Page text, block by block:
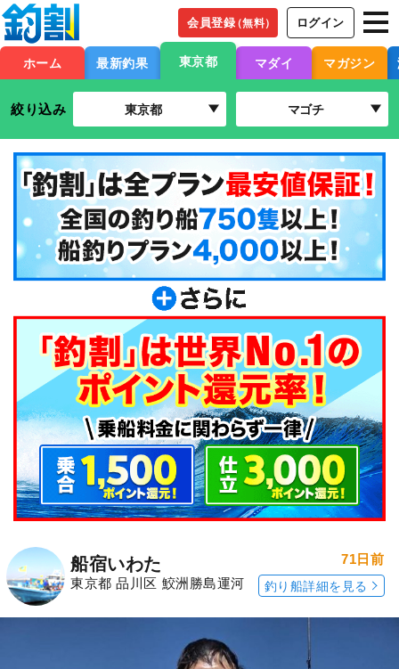
会員登録（無料） ログイン
ホーム 最新釣果 東京都 マダイ マガジン
絞り込み 東京都 マゴチ
船宿いわた
東京都 品川区 鮫洲勝島運河
71日前
釣り船詳細を見る